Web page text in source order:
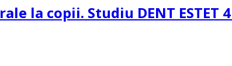
la copii. Studiu DENT ESTET 4